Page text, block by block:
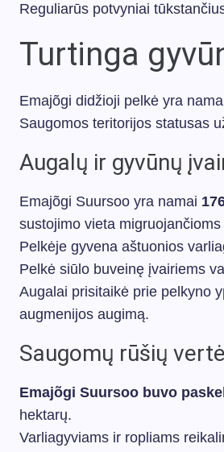
Reguliarūs potvyniai
Turtinga
Emajõgi didžioji pelkė yra
Saugomos teritorijos statusas
Augalų ir gyvūnų
Emajõgi Suursoo yra namai
sustojimo vieta migruojančioms
Pelkėje gyvena aštuonios
Pelkė siūlo buveinę įvairiems
Augalai prisitaikė prie pelkyno
augmenijos augimą.
Saugomų rūšių vertė
Emajõgi Suursoo buvo
hektarų.
Varliagyviams ir ropliams